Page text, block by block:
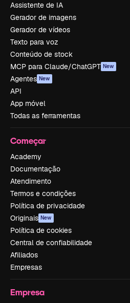
Assistente de IA
Gerador de imagens
Gerador de vídeos
Texto para voz
Conteúdo de stock
MCP para Claude/ChatGPT New
Agentes New
API
App móvel
Todas as ferramentas
Começar
Academy
Documentação
Atendimento
Termos e condições
Política de privacidade
Originais New
Política de cookies
Central de confiabilidade
Afiliados
Empresas
Empresa